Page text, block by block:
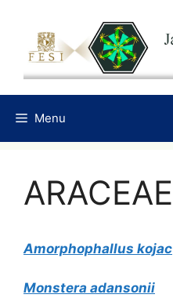
contenido
Menu
ARACEAE
Amorphophallus kojac
Monstera adansonii